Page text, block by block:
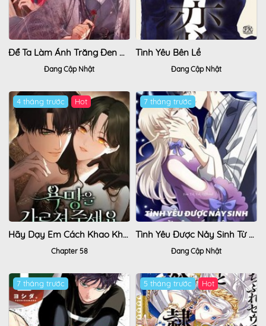
Để Ta Làm Ánh Trăng Đen Của Hôn Quân
Đang Cập Nhật
Tình Yêu Bên Lề
Đang Cập Nhật
4 tháng trước
Hãy Dạy Em Cách Khao Khát
Chapter 58
7 tháng trước
Tình Yêu Được Nảy Sinh Từ Đêm Đầu Tiên (Có Kết Hôn)
Đang Cập Nhật
7 tháng trước 5 tháng trước